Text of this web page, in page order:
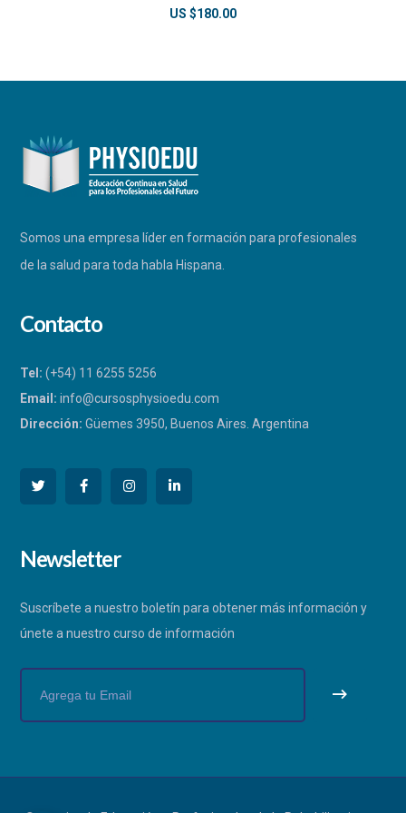
US $180.00
Somos una empresa líder en formación para profesionales
de la salud para toda habla Hispana.
Respondemos a la brevedad
Contacto
Tel: (+54) 11 6255 5256
Email: info@cursosphysioedu.com
Dirección: Güemes 3950, Buenos Aires. Argentina
Newsletter
Suscríbete a nuestro boletín para obtener más información y
únete a nuestro curso de información